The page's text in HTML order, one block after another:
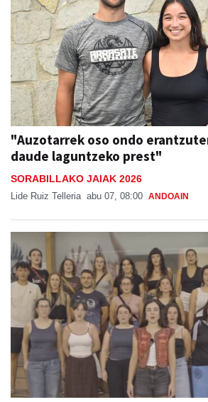
"Auzotarrek oso ondo
daude laguntzeko prest"
SORABILLAKO JAIAK 2026
Lide Ruiz Telleria abu 07, 08:00 ANDOAIN